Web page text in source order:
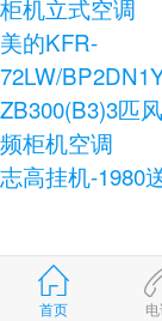
首页
柜机立式空调
美的KFR-
72LW/
ZB300(B3)3匹
频柜机空调
志高挂机-1980
志高KFR-
柜式空调